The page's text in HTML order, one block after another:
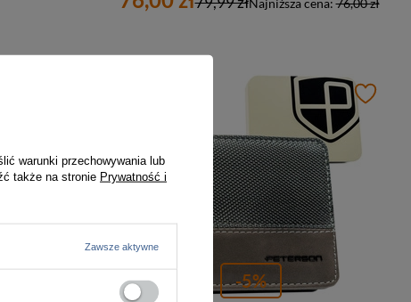
Najniższa cena:76,00 zł
-5%
warunki przechowywania lub
także na stronie Prywatność i
Zawsze aktywne